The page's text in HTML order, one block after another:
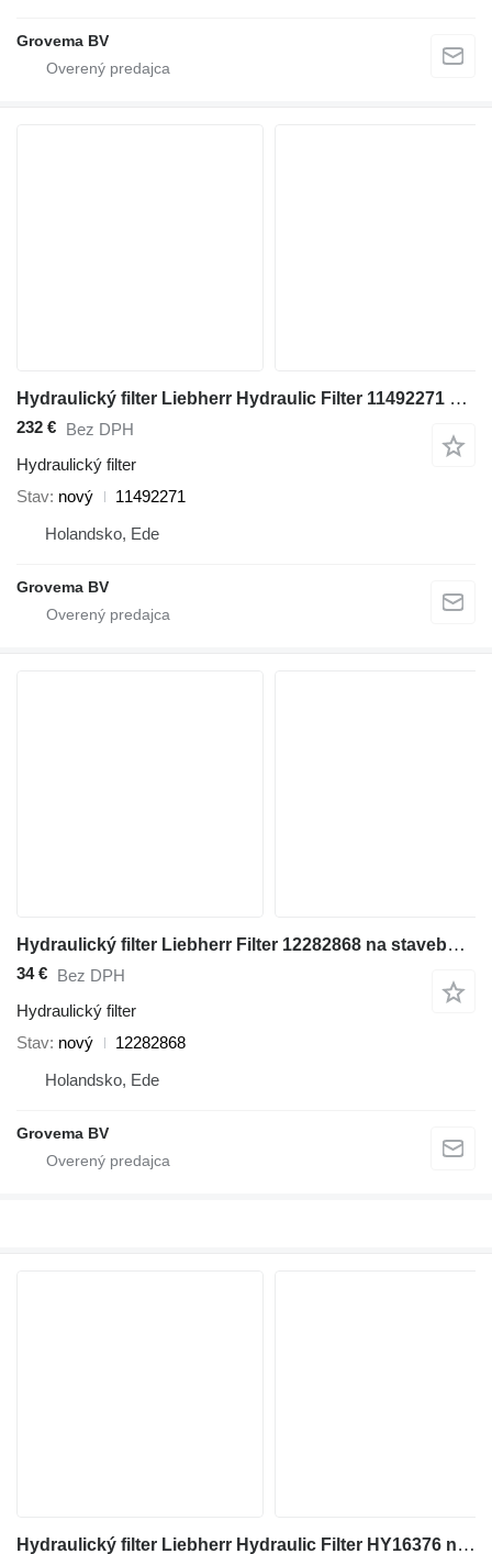
Grovema BV
Hydraulický filter Liebherr Hydraulic Filter 11492271 na stavebného stroja
232 € Bez DPH
Hydraulický filter
Stav nový
11492271
Holandsko, Ede
Grovema BV
Hydraulický filter Liebherr Filter 12282868 na stavebného stroja
34 € Bez DPH
Hydraulický filter
Stav nový
12282868
Holandsko, Ede
Grovema BV
Hydraulický filter Liebherr Hydraulic Filter HY16376 na stavebného stroja